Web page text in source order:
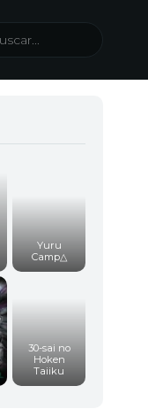
Yuru
Camp△
30-sai no
Hoken
Taiiku